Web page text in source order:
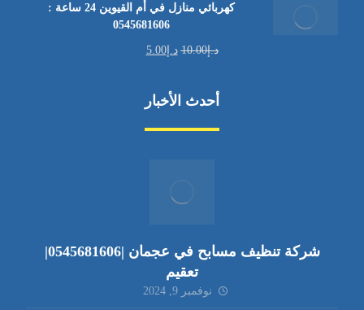
كهربائي منازل في أم القيوين 24 ساعة :
0545681606
د.إ10.00 د.إ5.00
أحدث الأخبار
شركة تنظيف مسابح في عجمان |0545681606|
تعقيم
نوفمبر 9, 2024